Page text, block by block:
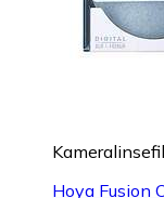
Hoya Fusion